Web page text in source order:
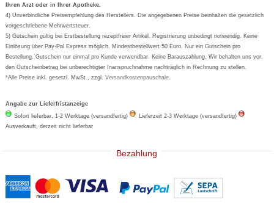
Wick
Eucerin
Basica
Ihren Arzt oder in Ihrer Apotheke.
4) Unverbindliche Preisempfehlung des Herstellers. Die angegebenen Preise beinhalten die gesetzlich
vorgeschriebene Mehrwertsteuer.
5) Gutschein gültig bei Erstbestellung rezeptfreier Artikel. Registrierung unbedingt notwendig. Keine
Einlösung über Pay-Pal Express möglich. Mindestbestellwert 50 Euro. Nur ein Gutschein pro
Bestellung. Gutschein nur einmal pro Kunde verwendbar. Keine Barauszahlung. Wir behalten uns vor,
den Gutscheinbetrag bei unberechtigter Inanspruchnahme nachträglich in Rechnung zu stellen.
*Alle Preise inkl. gesetzl. MwSt., zzgl.Versandkostenpauschale
Angabe zur Lieferfristanzeige
Sofort lieferbar, 1-2 Werktage (versandfertig)
Lieferzeit 2-3 Werktage (versandfertig)
Ausverkauft, derzeit nicht lieferbar
Bezahlung